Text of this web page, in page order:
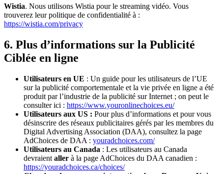
Wistia. Nous utilisons Wistia pour le streaming vidéo. Vous
trouverez leur politique de confidentialité à :
https://wistia.com/privacy
6. Plus d’informations sur la Publicité
Ciblée en ligne
Utilisateurs en UE : Un guide pour les utilisateurs de l’UE
sur la publicité comportementale et la vie privée en ligne a été
produit par l’industrie de la publicité sur Internet ; on peut le
consulter ici : https://www.youronlinechoices.eu/
Utilisateurs aux US : Pour plus d’informations et pour vous
désinscrire des réseaux publicitaires gérés par les membres du
Digital Advertising Association (DAA), consultez la page
AdChoices de DAA : youradchoices.com/
Utilisateurs au Canada : Les utilisateurs au Canada
devraient aller à la page AdChoices du DAA canadien :
https://youradchoices.ca/choices/